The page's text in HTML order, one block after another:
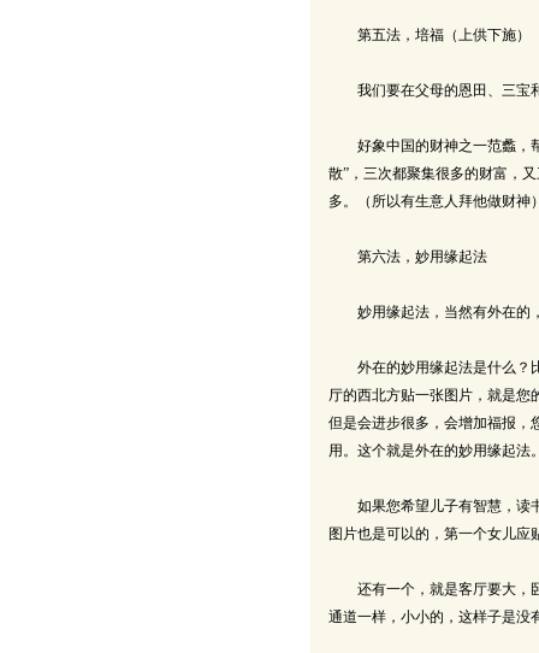
第五法，培福（上供下施）
我们要在父母的恩田、三宝和
好象中国的财神之一范蠡，帮
散”，三次都聚集很多的财富，
多。（所以有生意人拜他做财神
第六法，妙用缘起法
妙用缘起法，当然有外在的
外在的妙用缘起法是什么？比
厅的西北方贴一张图片，就是您
但是会进步很多，会增加福报，
用。这个就是外在的妙用缘起法
如果您希望儿子有智慧，读书
图片也是可以的，第一个女儿
还有一个，就是客厅要大，卧
通道一样，小小的，这样子是没